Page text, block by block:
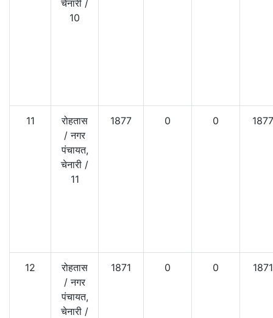
चेनारी /
10
11
रोहतास
/नगर
पंचायत,
चेनारी /
11
1877 0 0 1877
12
रोहतास
/नगर
पंचायत,
चेनारी /
1871 0 0 1871